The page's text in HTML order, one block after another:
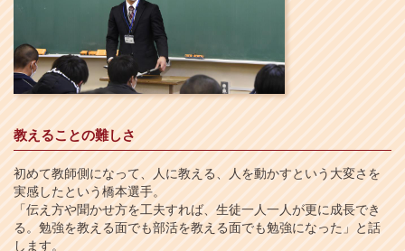
教えることの難しさ
初めて教師側になって、人に教える、人を動かすという大変さを
実感したという橋本選手。
「伝え方や聞かせ方を工夫すれば、生徒一人一人が更に成長でき
る。勉強を教える面でも部活を教える面でも勉強になった」と話
します。